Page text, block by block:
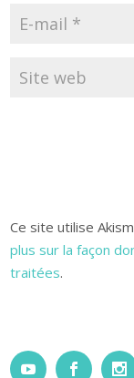
Ce site utilise
plus sur la façon
traitées.